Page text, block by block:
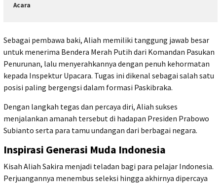
Acara
Sebagai pembawa baki, Aliah memiliki tanggung jawab besar
untuk menerima Bendera Merah Putih dari Komandan Pasukan
Penurunan, lalu menyerahkannya dengan penuh kehormatan
kepada Inspektur Upacara. Tugas ini dikenal sebagai salah satu
posisi paling bergengsi dalam formasi Paskibraka.
Dengan langkah tegas dan percaya diri, Aliah sukses
menjalankan amanah tersebut di hadapan Presiden Prabowo
Subianto serta para tamu undangan dari berbagai negara.
Inspirasi Generasi Muda Indonesia
Kisah Aliah Sakira menjadi teladan bagi para pelajar Indonesia.
Perjuangannya menembus seleksi hingga akhirnya dipercaya